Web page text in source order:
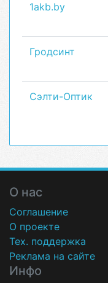
1akb.by
Гродсинт
Сэлти-Оптик
О нас
Соглашение
О проекте
Тех. поддержка
Реклама на сайте
Инфо